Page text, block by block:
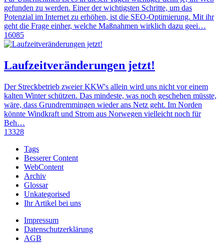
gefunden zu werden. Einer der wichtigsten Schritte, um das
Potenzial im Internet zu erhöhen, ist die SEO-Optimierung. Mit ihr
geht die Frage einher, welche Maßnahmen wirklich dazu geei…
16085
Laufzeitveränderungen jetzt!
Der Streckbetrieb zweier KKW's allein wird uns nicht vor einem
kalten Winter schützen. Das mindeste, was noch geschehen müsste,
wäre, dass Grundremmingen wieder ans Netz geht. Im Norden
könnte Windkraft und Strom aus Norwegen vielleicht noch für
Beh…
13328
Tags
Besserer Content
WebContent
Archiv
Glossar
Unkategorised
Ihr Artikel bei uns
Impressum
Datenschutzerklärung
AGB